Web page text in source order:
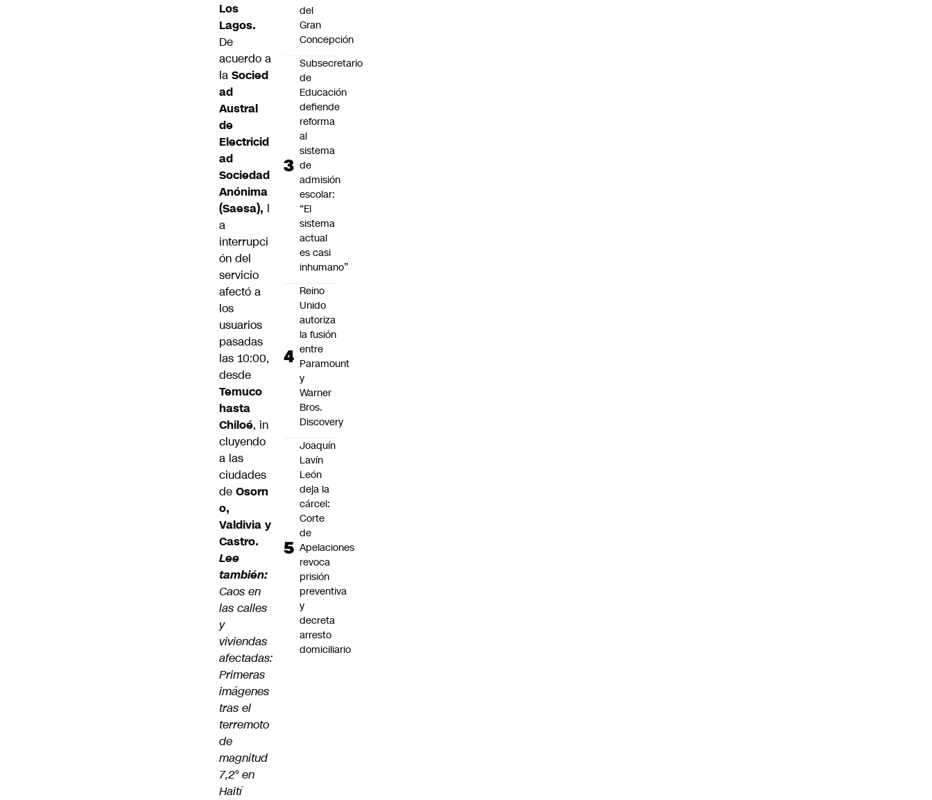
Los
Lagos.
De
acuerdo a
la Socied
ad
Austral
de
Electricid
ad
Sociedad
Anónima
(Saesa), l
a
interrupci
ón del
servicio
afectó a
los
usuarios
pasadas
las 10:00,
desde
Temuco
hasta
Chiloé, in
cluyendo
a las
ciudades
de Osorn
o,
Valdivia y
Castro.
Lee
también:
Caos en
las calles
y
viviendas
afectadas:
Primeras
imágenes
tras el
terremoto
de
magnitud
7,2° en
Haití
del
Gran
Concepción
Subsecretario
de
Educación
defiende
reforma
al
sistema
de
admisión
escolar:
“El
sistema
actual
es casi
inhumano”
Reino
Unido
autoriza
la fusión
entre
Paramount
y
Warner
Bros.
Discovery
Joaquín
Lavín
León
deja la
cárcel:
Corte
de
Apelaciones
revoca
prisión
preventiva
y
decreta
arresto
domiciliario